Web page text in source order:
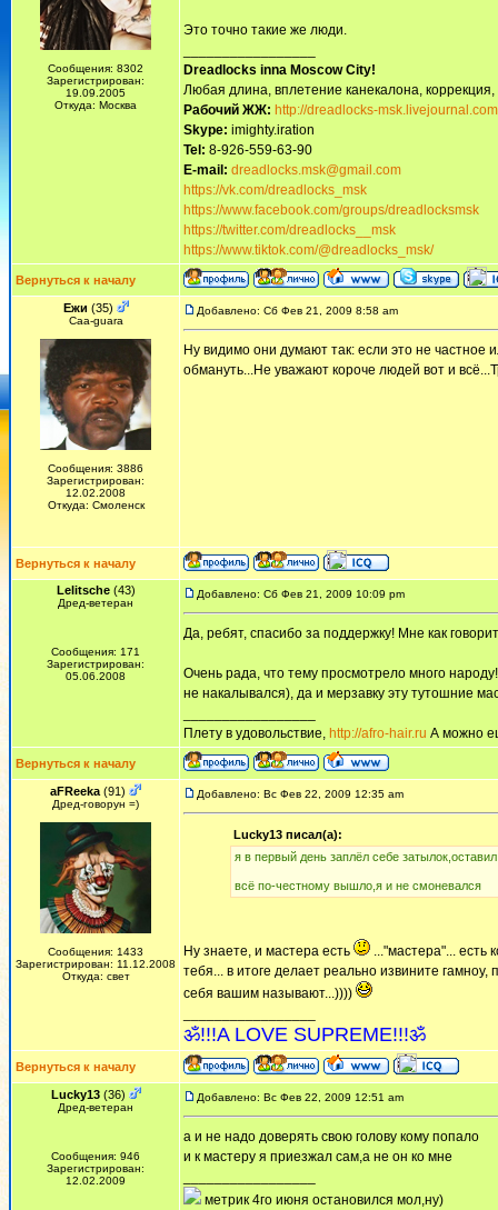
Сообщения: 8302
Зарегистрирован:
19.09.2005
Откуда: Москва
Это точно такие же люди.
Dreadlocks inna Moscow Сity!
Любая длина, вплетение канекалона,
Рабочий ЖЖ: http://dreadlocks-
Skype: imighty.iration
Tel: 8-926-559-63-90
E-mail: dreadlocks.msk@gmail.com
https://vk.com/dreadlocks_msk
https://www.facebook.com/groups/dreadlocksmsk
https://twitter.com/dreadlocks__msk
https://www.tiktok.com/@dreadlocks_msk/
Вернуться к началу
Ежи (35)
Сaa-guara
Сообщения: 3886
Зарегистрирован:
12.02.2008
Откуда: Смоленск
Добавлено: Сб Фев 21, 2009 8:58 am
Ну видимо они думают так: если это не частное
обмануть...Не уважают короче людей вот и
Вернуться к началу
Lelitsche(43)
Дред-ветеран
Сообщения: 171
Зарегистрирован:
05.06.2008
Добавлено: Сб Фев 21, 2009 10:09 pm
Да, ребят, спасибо за поддержку! Мне как
Очень рада, что тему просмотрело много
не накалывался), да и мерзавку эту тутошние
Плету в удовольствие, http://afro-hair.ru А можно
Вернуться к началу
aFReeka (91)
Дред-говорун =)
Сообщения: 1433
Зарегистрирован: 11.12.2008
Откуда: свет
Добавлено: Вс Фев 22, 2009 12:35 am
Lucky13 писал(а):
я в первый день заплёл себе
всё по-честному вышло,я и не смоневался
Ну знаете, и мастера есть
..."мастера"... есть
тебя... в итоге делает реально извините
себя вашим называют...))))
ॐ!!!A LOVE SUPREME!!!ॐ
Вернуться к началу
Lucky13(36)
Дред-ветеран
Сообщения: 946
Зарегистрирован:
12.02.2009
Добавлено: Вс Фев 22, 2009 12:51 am
а и не надо доверять свою голову кому попало
и к мастеру я приезжал сам,а не он ко мне
метрик 4го июня остановился мол,ну)